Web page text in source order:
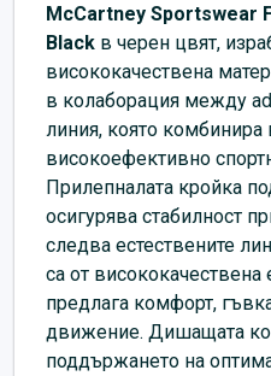
McCartney Sportswear
Black в черен цвят,
висококачествена
в колаборация между
линия, която
високоефективно
Прилепналата кройка
осигурява стабилност
следва естествените
са от висококачествена
предлага комфорт,
движение. Дишащата
поддържането на